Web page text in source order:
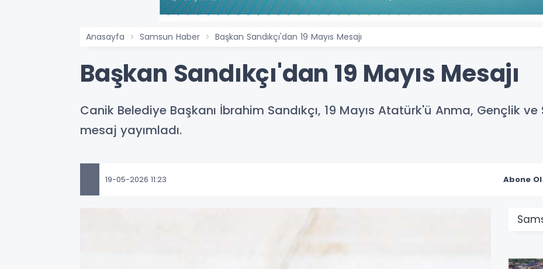
Anasayfa Samsun Haber Başkan Sandıkçı'dan 19 Mayıs Mesajı
Başkan Sandıkçı'dan 19 Mayıs Mesajı
​​​​​​​Canik Belediye Başkanı İbrahim Sandıkçı, 19 Mayıs Atatürk'ü Anma, Gençlik ve
mesaj yayımladı.
19-05-2026 11:23 Abone Ol